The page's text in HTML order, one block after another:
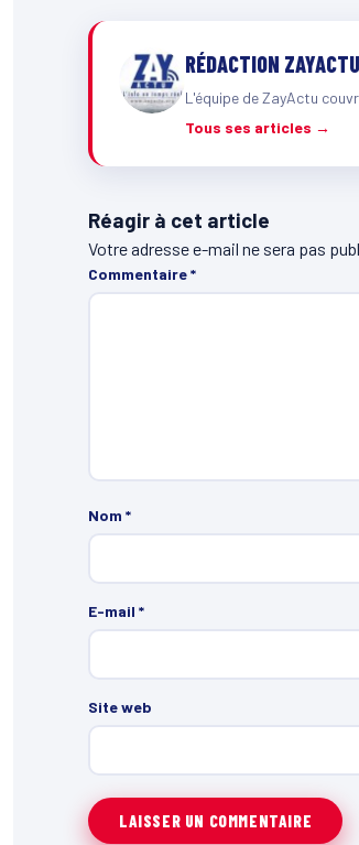
RÉDACTION ZAYACTU
L'équipe de ZayActu
Tous ses articles →
Réagir à cet article
Votre adresse e-mail ne sera pas
Commentaire*
Nom *
E-mail *
Site web